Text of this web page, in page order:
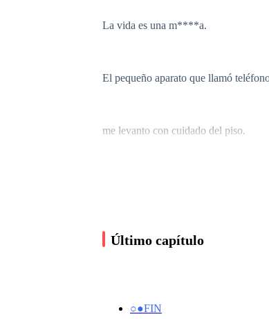
La vida es una m****a.
El pequeño aparato que llamó
me levanto con cuidado del piso.
Tomo el teléfono y gruño al ver el
Último capítulo
○●FIN